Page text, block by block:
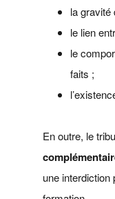
la gravité
le lien
le
faits ;
En outre, le
une interdiction